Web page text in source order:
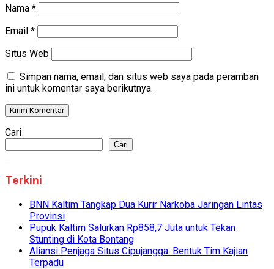
Nama *
Email *
Situs Web
Simpan nama, email, dan situs web saya pada peramban
ini untuk komentar saya berikutnya.
Cari
Cari
Terkini
BNN Kaltim Tangkap Dua Kurir Narkoba Jaringan Lintas
Provinsi
Pupuk Kaltim Salurkan Rp858,7 Juta untuk Tekan
Stunting di Kota Bontang
Aliansi Penjaga Situs Cipujangga: Bentuk Tim Kajian
Terpadu